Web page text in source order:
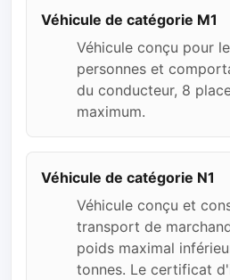
Véhicule de catégorie M1
Véhicule conçu pour
personnes et
du conducteur, 8
maximum.
Véhicule de catégorie N1
Véhicule conçu et
transport de
poids maximal
tonnes. Le certificat